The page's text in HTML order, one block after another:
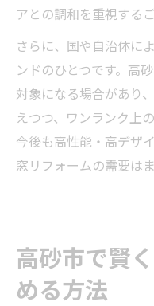
アとの調和を重視する
さらに、国や自治体に
ンドのひとつです。高
対象になる場合があり
えつつ、ワンランク上
今後も高性能・高デザ
窓リフォームの需要は
高砂市で賢
める方法